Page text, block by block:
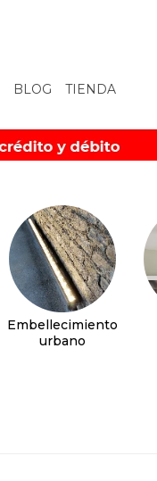
BLOG TIENDA
Embellecimiento
urbano